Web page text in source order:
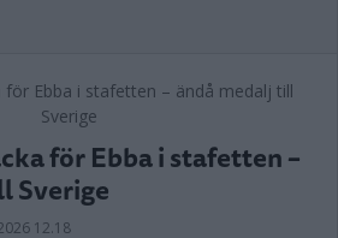
för Ebba i stafetten –
Sverige
12.18